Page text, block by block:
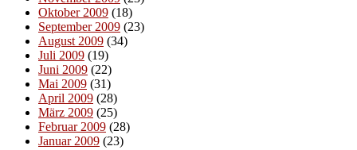
Oktober 2009 (18)
September 2009 (23)
August 2009 (34)
Juli 2009 (19)
Juni 2009 (22)
Mai 2009 (31)
April 2009 (28)
März 2009 (25)
Februar 2009 (28)
Januar 2009 (23)